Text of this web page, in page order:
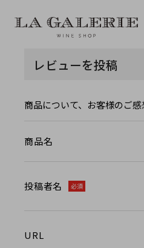
レビューを投稿
商品について、お客様のご感
商品名
投稿者名 必須
URL